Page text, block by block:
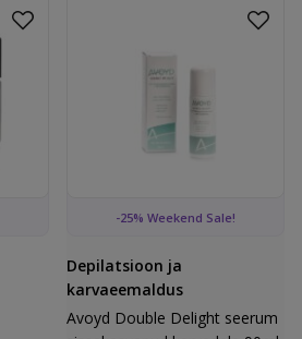
Lisa lemmikutesse Lisa
-25% Weekend Sale!
Depilatsioon ja
karvaeemaldus
Avoyd Double Delight seerum